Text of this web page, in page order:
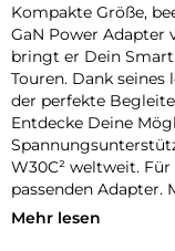
Kompakte Größe,
GaN Power Adapter
bringt er Dein
Touren. Dank
der perfekte
Entdecke Deine
W30C² weltweit.
passenden Adapter.
Dank der
Mehr lesen